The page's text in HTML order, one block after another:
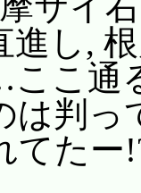
進し,
こ通
は判
てたー